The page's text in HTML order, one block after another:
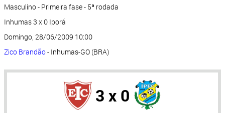
Masculino - Primeira fase - 5ª rodada
Inhumas 3 x 0 Iporá
Domingo, 28/06/2009 10:00
Zico Brandão- Inhumas-GO (BRA)
3 x 0